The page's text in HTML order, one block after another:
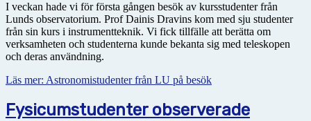
I veckan hade vi för första gången besök av kursstudenter från
Lunds observatorium. Prof Dainis Dravins kom med sju studenter
från sin kurs i instrumentteknik. Vi fick tillfälle att berätta om
verksamheten och studenterna kunde bekanta sig med teleskopen
och deras användning.
Läs mer: Astronomistudenter från LU på besök
Fysicumstudenter observerade